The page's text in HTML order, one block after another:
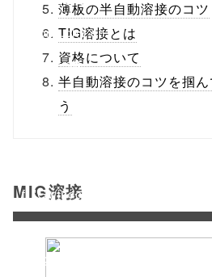
buttons.php on
line10
/1134699"
f, 'Gwindow',
'width=550,
height=450,
薄板の半自動溶接のコツ
TIG溶接とは
資格について
半自動溶接のコツを掴
う
MIG溶接